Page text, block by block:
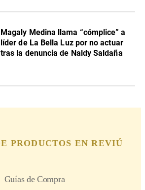
Magaly Medina llama “cómplice” a
líder de La Bella Luz por no actuar
tras la denuncia de Naldy Saldaña